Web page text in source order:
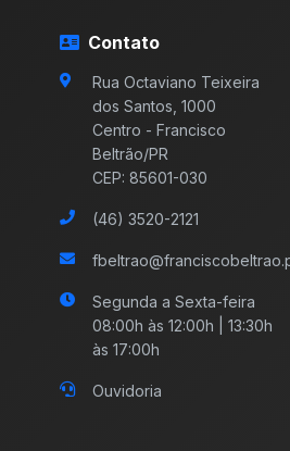
Contato
Rua Octaviano Teixeira
dos Santos, 1000
Centro - Francisco
Beltrão/PR
CEP: 85601-030
(46) 3520-2121
Segunda a Sexta-feira
08:00h às 12:00h | 13:30h
às 17:00h
Ouvidoria